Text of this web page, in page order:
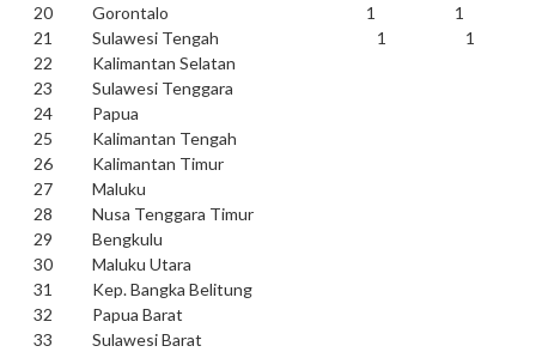
20 Gorontalo 1 1
21 Sulawesi Tengah 1 1
22 Kalimantan Selatan
23 Sulawesi Tenggara
24 Papua
25 Kalimantan Tengah
26 Kalimantan Timur
27 Maluku
28 Nusa Tenggara Timur
29 Bengkulu
30 Maluku Utara
31 Kep. Bangka Belitung
32 Papua Barat
33 Sulawesi Barat